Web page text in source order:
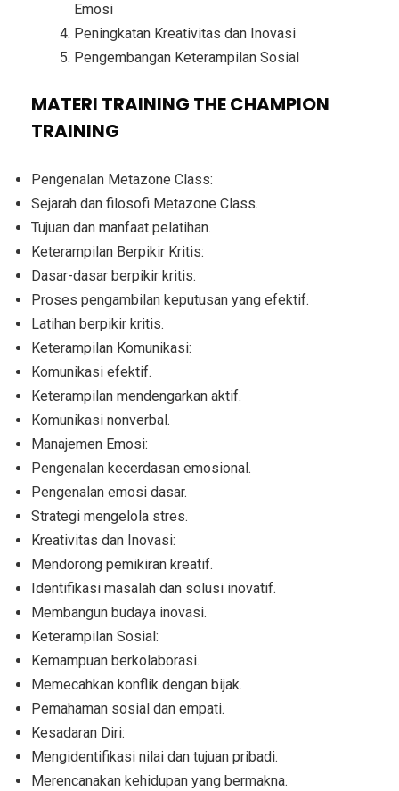
Emosi
Peningkatan Kreativitas dan Inovasi
Pengembangan Keterampilan Sosial
MATERI TRAINING THE CHAMPION
TRAINING
Pengenalan Metazone Class:
Sejarah dan filosofi Metazone Class.
Tujuan dan manfaat pelatihan.
Keterampilan Berpikir Kritis:
Dasar-dasar berpikir kritis.
Proses pengambilan keputusan yang efektif.
Latihan berpikir kritis.
Keterampilan Komunikasi:
Komunikasi efektif.
Keterampilan mendengarkan aktif.
Komunikasi nonverbal.
Manajemen Emosi:
Pengenalan kecerdasan emosional.
Pengenalan emosi dasar.
Strategi mengelola stres.
Kreativitas dan Inovasi:
Mendorong pemikiran kreatif.
Identifikasi masalah dan solusi inovatif.
Membangun budaya inovasi.
Keterampilan Sosial:
Kemampuan berkolaborasi.
Memecahkan konflik dengan bijak.
Pemahaman sosial dan empati.
Kesadaran Diri:
Mengidentifikasi nilai dan tujuan pribadi.
Merencanakan kehidupan yang bermakna.